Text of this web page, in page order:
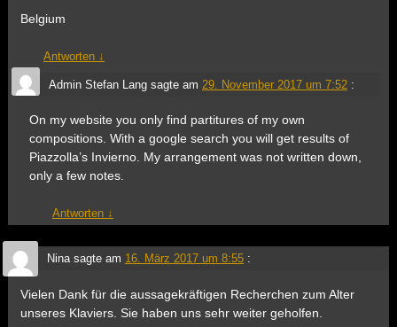
Belgium
Antworten ↓
Admin Stefan Langsagte am 29. November 2017 um 7:52 :
On my website you only find partitures of my own
compositions. With a google search you will get results of
Piazzolla’s Invierno. My arrangement was not written down,
only a few notes.
Antworten ↓
Ninasagte am 16. März 2017 um 8:55 :
Vielen Dank für die aussagekräftigen Recherchen zum Alter
unseres Klaviers. Sie haben uns sehr weiter geholfen.